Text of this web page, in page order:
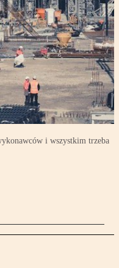
i wszystkim trzeba